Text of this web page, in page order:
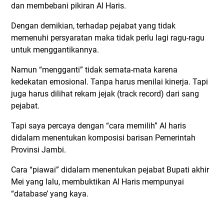
dan membebani pikiran Al Haris.
Dengan demikian, terhadap pejabat yang tidak
memenuhi persyaratan maka tidak perlu lagi ragu-ragu
untuk menggantikannya.
Namun “mengganti” tidak semata-mata karena
kedekatan emosional. Tanpa harus menilai kinerja. Tapi
juga harus dilihat rekam jejak (track record) dari sang
pejabat.
Tapi saya percaya dengan “cara memilih” Al haris
didalam menentukan komposisi barisan Pemerintah
Provinsi Jambi.
Cara “piawai” didalam menentukan pejabat Bupati akhir
Mei yang lalu, membuktikan Al Haris mempunyai
“database’ yang kaya.